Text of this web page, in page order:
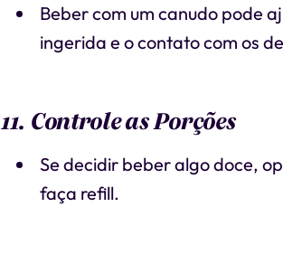
Beber com um canudo pode
ingerida e o contato com os
11. Controle as Porções
Se decidir beber algo doce,
faça refill.